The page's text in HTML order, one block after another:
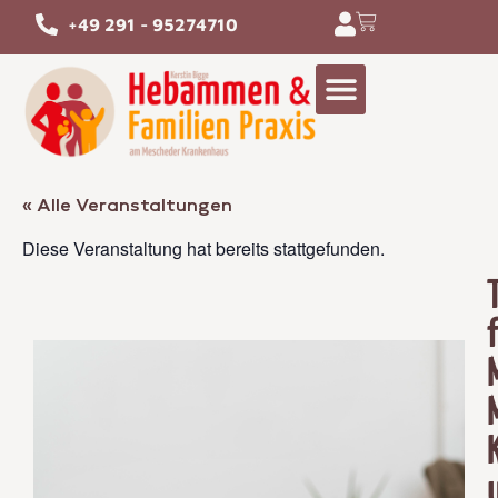
+49 291 - 95274710
« Alle Veranstaltungen
Diese Veranstaltung hat bereits stattgefunden.